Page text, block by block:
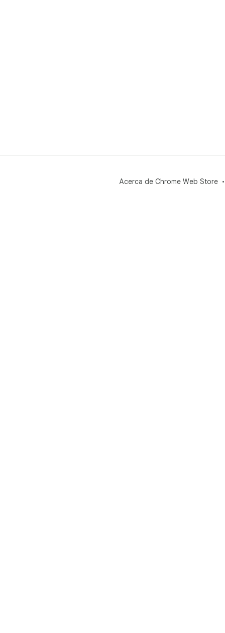
Acerca de Chrome Web Store